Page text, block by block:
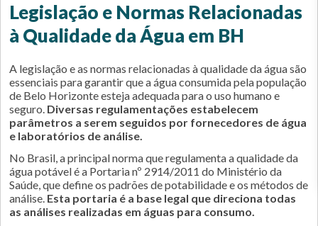
Legislação e Normas Relacionadas
à Qualidade da Água em BH
A legislação e as normas relacionadas à qualidade da água são
essenciais para garantir que a água consumida pela população
de Belo Horizonte esteja adequada para o uso humano e
seguro. Diversas regulamentações estabelecem
parâmetros a serem seguidos por fornecedores de água
e laboratórios de análise.
No Brasil, a principal norma que regulamenta a qualidade da
água potável é a Portaria nº 2914/2011 do Ministério da
Saúde, que define os padrões de potabilidade e os métodos de
análise. Esta portaria é a base legal que direciona todas
as análises realizadas em águas para consumo.